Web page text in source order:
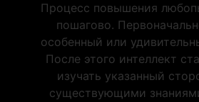
Процесс повышения
пошагово.
особенный или
После этого интеллект
изучать указанный
существующими